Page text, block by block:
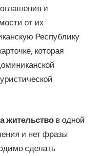
и
от их
Республику
которая
жительство в одной
и нет фразы
сделать